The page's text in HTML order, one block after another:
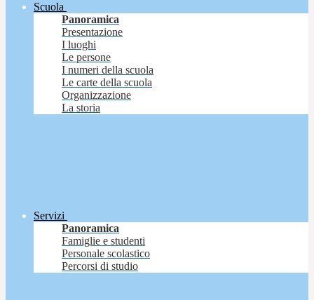
Scuola
Panoramica
Presentazione
I luoghi
Le persone
I numeri della scuola
Le carte della scuola
Organizzazione
La storia
Servizi
Panoramica
Famiglie e studenti
Personale scolastico
Percorsi di studio